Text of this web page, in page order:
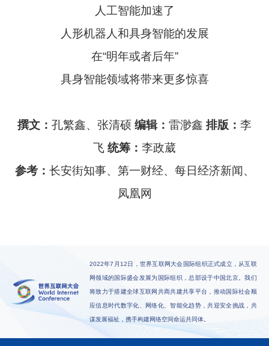
人工智能加速了
人形机器人和具身智能的发展
在“明年或者后年”
具身智能领域将带来更多惊喜
撰文： 孔繁鑫、张清硕 编辑： 雷渺鑫 排版： 李
飞 统筹： 李政葳
参考： 长安街知事、第一财经、每日经济新闻、
凤凰网
2022年7月12日，世界互联网大会国际组织正式成立，从互联
网领域的国际盛会发展为国际组织，总部设于中国北京。我们
将致力于搭建全球互联网共商共建共享平台，推动国际社会顺
应信息时代数字化、网络化、智能化趋势，共迎安全挑战，共
谋发展福祉，携手构建网络空间命运共同体。